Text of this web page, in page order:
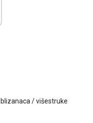
/ višestruke